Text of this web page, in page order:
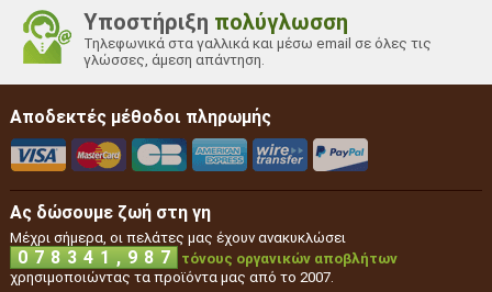
Υποστήριξη πολύγλωσση
Τηλεφωνικά στα γαλλικά και μέσω email σε όλες τις
γλώσσες, άμεση απάντηση.
Αποδεκτές μέθοδοι πληρωμής
Ας δώσουμε ζωή στη γη
Μέχρι σήμερα, οι πελάτες μας έχουν ανακυκλώσει
0 7 8 3 4 1 , 9 8 7
τόνους οργανικών αποβλήτων
χρησιμοποιώντας τα προϊόντα μας από το 2007.